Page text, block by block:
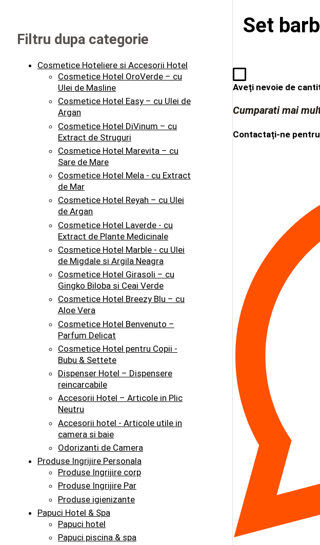
Filtru dupa categorie
Cosmetice Hoteliere si Accesorii Hotel
Cosmetice Hotel OroVerde – cu
Ulei de Masline
Cosmetice Hotel Easy – cu Ulei de
Argan
Cosmetice Hotel DiVinum – cu
Extract de Struguri
Cosmetice Hotel Marevita – cu
Sare de Mare
Cosmetice Hotel Mela - cu Extract
de Mar
Cosmetice Hotel Reyah – cu Ulei
de Argan
Cosmetice Hotel Laverde - cu
Extract de Plante Medicinale
Cosmetice Hotel Marble - cu Ulei
de Migdale si Argila Neagra
Cosmetice Hotel Girasoli – cu
Gingko Biloba si Ceai Verde
Cosmetice Hotel Breezy Blu – cu
Aloe Vera
Cosmetice Hotel Benvenuto –
Parfum Delicat
Cosmetice Hotel pentru Copii -
Bubu & Settete
Dispenser Hotel – Dispensere
reincarcabile
Accesorii Hotel – Articole in Plic
Neutru
Accesorii hotel - Articole utile in
camera si baie
Odorizanti de Camera
Produse Ingrijire Personala
Produse Ingrijire corp
Produse Ingrijire Par
Produse igienizante
Papuci Hotel & Spa
Papuci hotel
Papuci piscina & spa
Set
Aveți nevoie de
Cumparati mai
Contactați-ne